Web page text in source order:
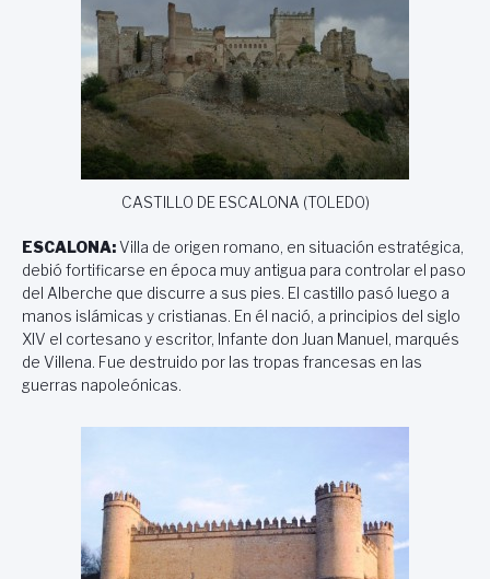
CASTILLO DE ESCALONA (TOLEDO)
ESCALONA:Villa de origen romano, en situación estratégica,
debió fortificarse en época muy antigua para controlar el paso
del Alberche que discurre a sus pies. El castillo pasó luego a
manos islámicas y cristianas. En él nació, a principios del siglo
XIV el cortesano y escritor, Infante don Juan Manuel, marqués
de Villena. Fue destruido por las tropas francesas en las
guerras napoleónicas.